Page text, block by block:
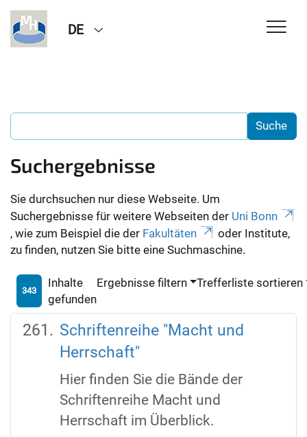
DE
Suchergebnisse
Sie durchsuchen nur diese Webseite. Um
Suchergebnisse für weitere Webseiten der Uni Bonn
, wie zum Beispiel die der Fakultäten
oder Institute,
zu finden, nutzen Sie bitte eine Suchmaschine.
343
Inhalte
gefunden
Ergebnisse filtern Trefferliste sortieren
Schriftenreihe "Macht und
Herrschaft"
Hier finden Sie die Bände der
Schriftenreihe Macht und
Herrschaft im Überblick.